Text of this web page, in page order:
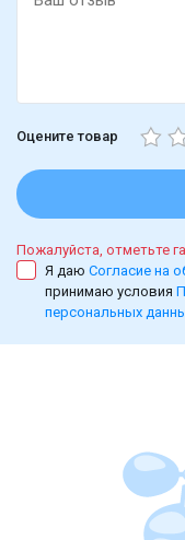
Оцените товар
Пожалуйста, отметьте
Я даю Согласие на
принимаю условия
персональных